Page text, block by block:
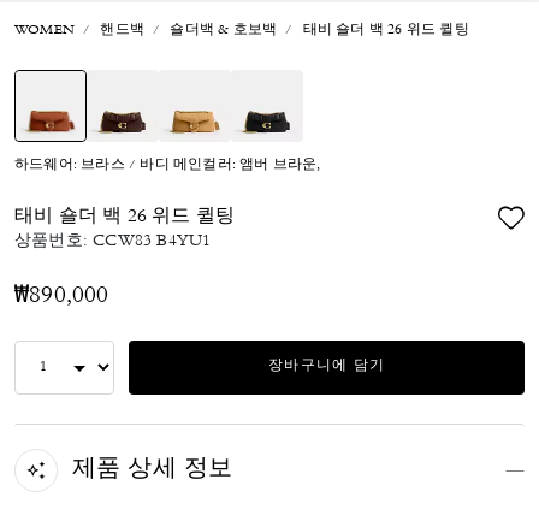
WOMEN 핸드백 숄더백 & 호보백 태비 숄더 백 26 위드 퀼팅
하드웨어: 브라스 / 바디 메인컬러: 앰버 브라운,
태비 숄더 백 26 위드 퀼팅
상품번호:CCW83 B4YU1
₩890,000
장바구니에 담기
제품 상세 정보